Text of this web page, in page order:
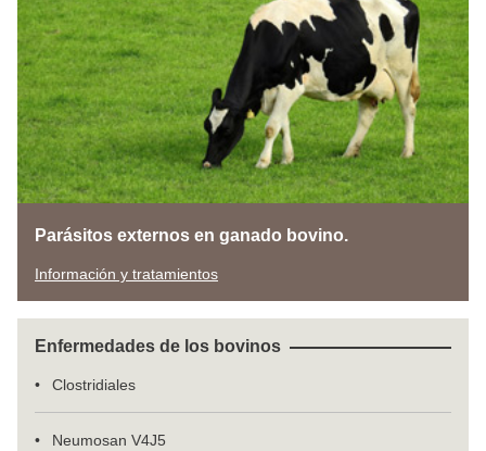
Parásitos externos en ganado bovino.
Información y tratamientos
Enfermedades de los bovinos
Clostridiales
Neumosan V4J5